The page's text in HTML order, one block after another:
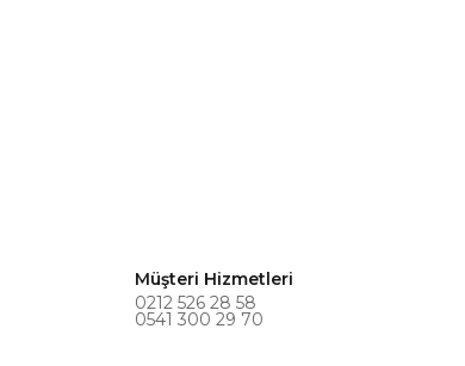
Müşteri Hizmetleri
0212 526 28 58
0541 300 29 70